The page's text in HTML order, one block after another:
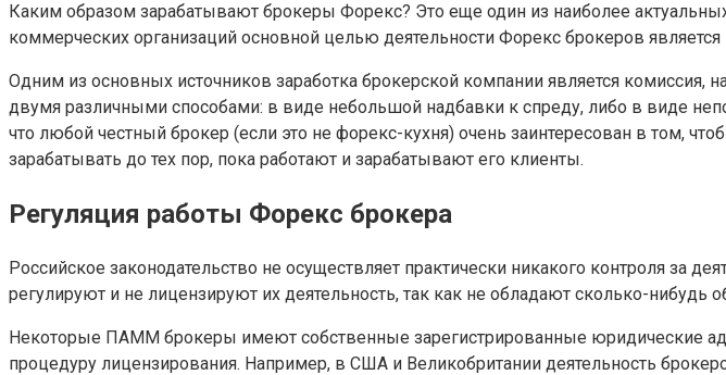
Каким образом зарабатывают брокеры Форекс? Это еще один из наиболее
коммерческих организаций основной целью деятельности Форекс брокеров
Одним из основных источников заработка брокерской компании является
двумя различными способами: в виде небольшой надбавки к спреду, либо в виде
что любой честный брокер (если это не форекс-кухня) очень заинтересован в том,
зарабатывать до тех пор, пока работают и зарабатывают его клиенты.
Регуляция работы Форекс брокера
Российское законодательство не осуществляет практически никакого контроля за
регулируют и не лицензируют их деятельность, так как не обладают сколько-
Некоторые ПАММ брокеры имеют собственные зарегистрированные юридические
процедуру лицензирования. Например, в США и Великобритании деятельность